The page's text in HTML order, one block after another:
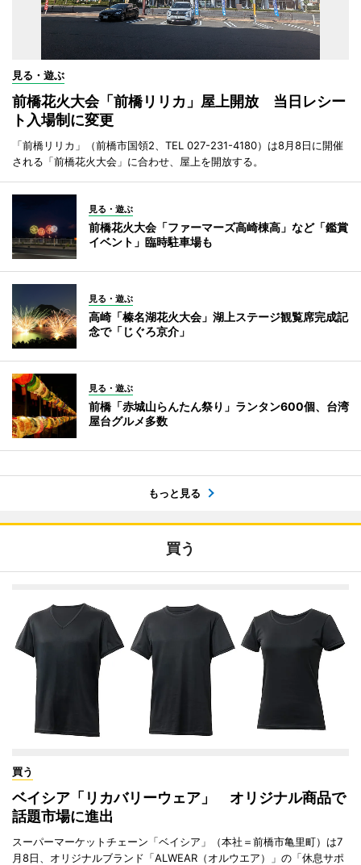
見る・遊ぶ
前橋花火大会「前橋リリカ」屋上開放 当日レシー
ト入場制に変更
「前橋リリカ」（前橋市国領2、TEL 027-231-4180）は8月8日に開催
される「前橋花火大会」に合わせ、屋上を開放する。
見る・遊ぶ
前橋花火大会「ファーマーズ高崎棟高」など「鑑賞
イベント」臨時駐車場も
見る・遊ぶ
高崎「榛名湖花火大会」湖上ステージ観覧席完成記
念で「じぐろ京介」
見る・遊ぶ
前橋「赤城山らんたん祭り」ランタン600個、台湾
屋台グルメ多数
もっと見る
買う
買う
ベイシア「リカバリーウェア」 オリジナル商品で
話題市場に進出
スーパーマーケットチェーン「ベイシア」（本社＝前橋市亀里町）は7
月8日、オリジナルブランド「ALWEAR（オルウエア）」の「休息サポ